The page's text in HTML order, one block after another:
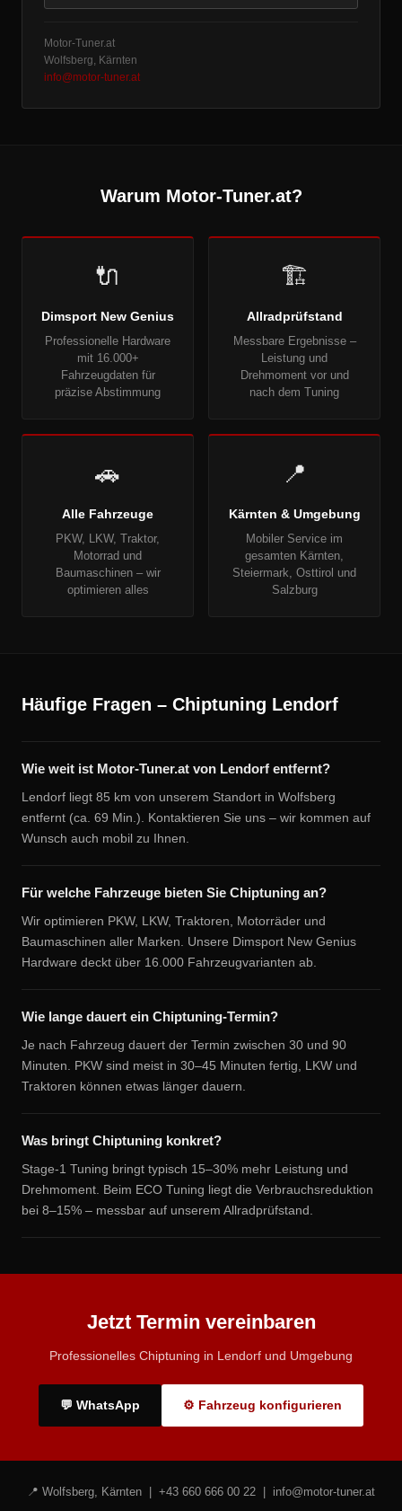
Motor-Tuner.at
Wolfsberg, Kärnten
info@motor-tuner.at
Warum Motor-Tuner.at?
🔌
Dimsport New Genius
Professionelle Hardware
mit 16.000+
Fahrzeugdaten für
präzise Abstimmung
🏗
Allradprüfstand
Messbare Ergebnisse –
Leistung und
Drehmoment vor und
nach dem Tuning
🚗
Alle Fahrzeuge
PKW, LKW, Traktor,
Motorrad und
Baumaschinen – wir
optimieren alles
📍
Kärnten & Umgebung
Mobiler Service im
gesamten Kärnten,
Steiermark, Osttirol und
Salzburg
Häufige Fragen – Chiptuning Lendorf
Wie weit ist Motor-Tuner.at von Lendorf entfernt?
Lendorf liegt 85 km von unserem Standort in Wolfsberg
entfernt (ca. 69 Min.). Kontaktieren Sie uns – wir kommen auf
Wunsch auch mobil zu Ihnen.
Für welche Fahrzeuge bieten Sie Chiptuning an?
Wir optimieren PKW, LKW, Traktoren, Motorräder und
Baumaschinen aller Marken. Unsere Dimsport New Genius
Hardware deckt über 16.000 Fahrzeugvarianten ab.
Wie lange dauert ein Chiptuning-Termin?
Je nach Fahrzeug dauert der Termin zwischen 30 und 90
Minuten. PKW sind meist in 30–45 Minuten fertig, LKW und
Traktoren können etwas länger dauern.
Was bringt Chiptuning konkret?
Stage-1 Tuning bringt typisch 15–30% mehr Leistung und
Drehmoment. Beim ECO Tuning liegt die Verbrauchsreduktion
bei 8–15% – messbar auf unserem Allradprüfstand.
Jetzt Termin vereinbaren
Professionelles Chiptuning in Lendorf und Umgebung
💬 WhatsApp ⚙ Fahrzeug konfigurieren
📍 Wolfsberg, Kärnten | +43 660 666 00 22 info@motor-tuner.at